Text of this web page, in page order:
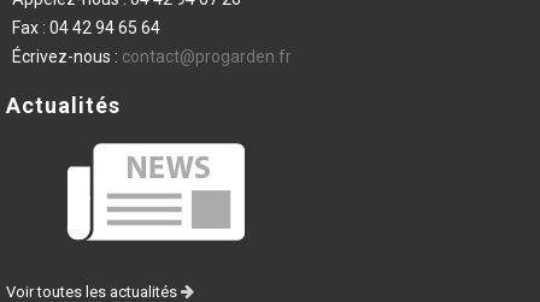
Fax : 04 42 94 65 64
Écrivez-nous : contact@progarden.fr
Actualités
Voir toutes les actualités